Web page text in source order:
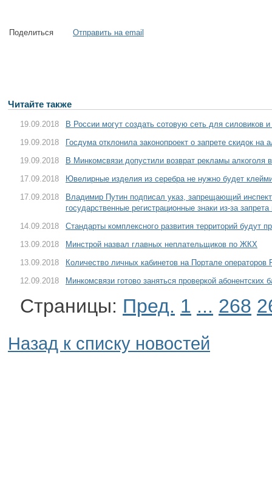
Поделиться Отправить на email
Читайте также
19.09.2018
В России могут создать сотовую сеть для силовиков и
19.09.2018
Госдума отклонила законопроект о запрете скидок на
19.09.2018
В Минкомсвязи допустили возврат рекламы алкоголя
17.09.2018
Ювелирные изделия из серебра не нужно будет
17.09.2018
Владимир Путин подписал указ, запрещающий
государственные регистрационные знаки из-за
14.09.2018
Стандарты комплексного развития территорий будут
13.09.2018
Минстрой назвал главных неплательщиков по ЖКХ
13.09.2018
Количество личных кабинетов на Портале
12.09.2018
Минкомсвязи готово заняться проверкой абонентских
Страницы: Пред. 1 ... 268
Назад к списку новостей